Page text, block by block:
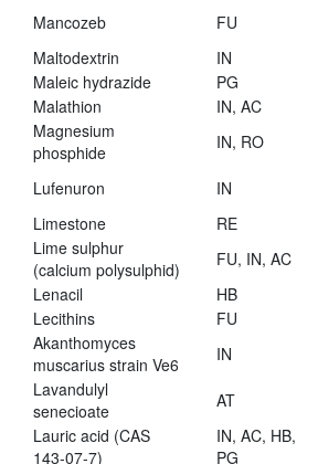
Mancozeb
FU
Maltodextrin
IN
Maleic hydrazide
PG
Malathion
IN, AC
Magnesium
phosphide
IN, RO
Lufenuron IN
Limestone
RE
Lime sulphur
(calcium polysulphid)
FU, IN, AC
Lenacil
HB
Lecithins
FU
Akanthomyces
muscarius strain Ve6
IN
Lavandulyl
senecioate
AT
Lauric acid (CAS
143-07-7)
IN, AC, HB,
PG